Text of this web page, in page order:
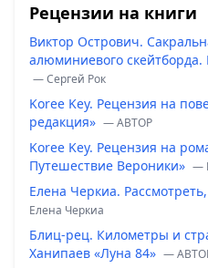
Рецензии на книги
Виктор Острович.
алюминиевого
— Сергей Рок
Koree Key. Рецензия на
редакция» — ABTOP
Koree Key. Рецензия на
Путешествие Вероники» —
Елена Черкиа.
Елена Черкиа
Блиц-рец. Километры и
Ханипаев «Луна 84» —